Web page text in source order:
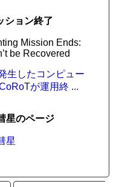
ション終了
Mission Ends:
be Recovered
生したコンピュー
が運用終 ...
星のページ
星